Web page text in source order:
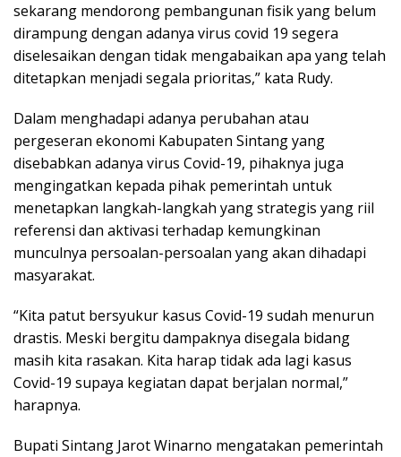
sekarang mendorong pembangunan fisik yang belum
dirampung dengan adanya virus covid 19 segera
diselesaikan dengan tidak mengabaikan apa yang telah
ditetapkan menjadi segala prioritas,” kata Rudy.
Dalam menghadapi adanya perubahan atau
pergeseran ekonomi Kabupaten Sintang yang
disebabkan adanya virus Covid-19, pihaknya juga
mengingatkan kepada pihak pemerintah untuk
menetapkan langkah-langkah yang strategis yang riil
referensi dan aktivasi terhadap kemungkinan
munculnya persoalan-persoalan yang akan dihadapi
masyarakat.
“Kita patut bersyukur kasus Covid-19 sudah menurun
drastis. Meski bergitu dampaknya disegala bidang
masih kita rasakan. Kita harap tidak ada lagi kasus
Covid-19 supaya kegiatan dapat berjalan normal,”
harapnya.
Bupati Sintang Jarot Winarno mengatakan pemerintah